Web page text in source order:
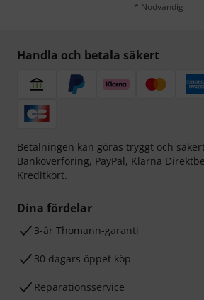
* Nödvändig
Handla och betala säkert
Betalningen kan göras tryggt och
Banköverföring, PayPal, Klarna
Kreditkort.
Dina fördelar
3-år Thomann-garanti
30 dagars öppet köp
Reparationsservice